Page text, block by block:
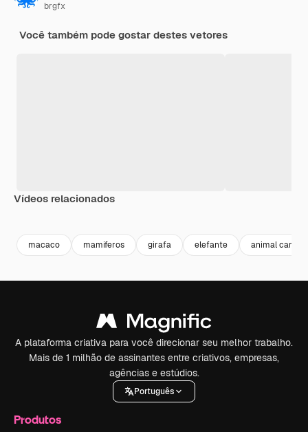
brgfx
Você também pode gostar destes vetores
Vídeos relacionados
macaco mamiferos girafa elefante animal
A plataforma criativa para você direcionar seu melhor trabalho.
Mais de 1 milhão de assinantes entre criativos, empresas,
agências e estúdios.
Português
Produtos